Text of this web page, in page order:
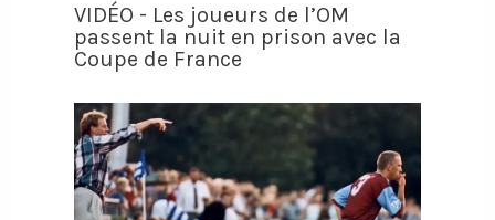
VIDÉO - Les joueurs de l’OM
passent la nuit en prison avec la
Coupe de France